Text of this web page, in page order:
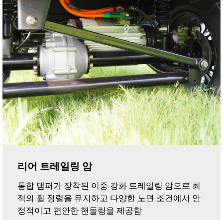
리어 트레일링 암
통합 댐퍼가 장착된 이중 강화 트레일링 암으로 최
적의 휠 정렬을 유지하고 다양한 노면 조건에서 안
정적이고 편안한 핸들링을 제공함